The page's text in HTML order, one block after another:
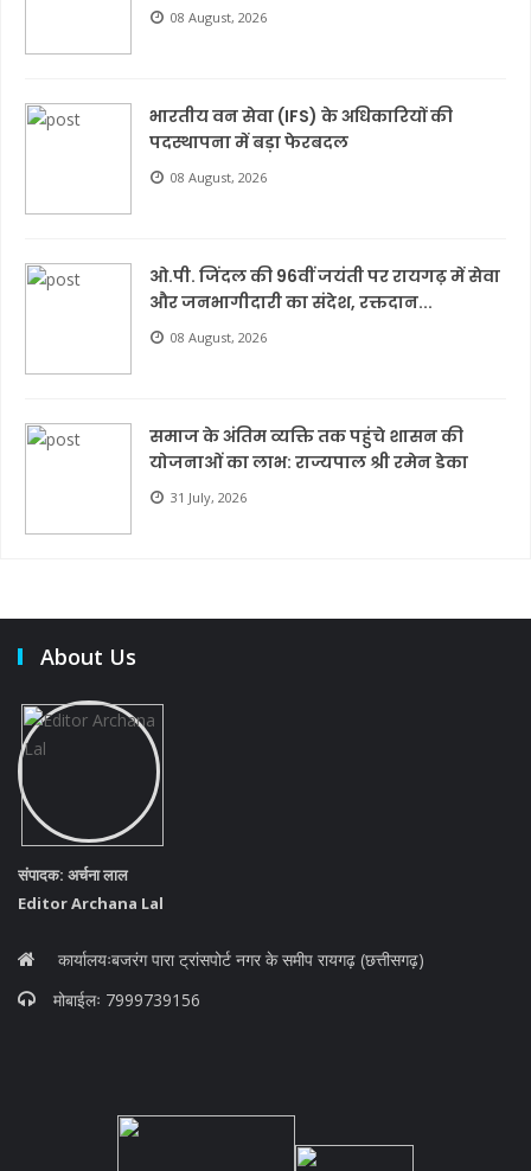
08 August, 2026
भारतीय वन सेवा (IFS) के अधिकारियों की
पदस्थापना में बड़ा फेरबदल
08 August, 2026
ओ.पी. जिंदल की 96वीं जयंती पर रायगढ़ में सेवा
और जनभागीदारी का संदेश, रक्तदान...
08 August, 2026
समाज के अंतिम व्यक्ति तक पहुंचे शासन की
योजनाओं का लाभ: राज्यपाल श्री रमेन डेका
31 July, 2026
About Us
संपादक: अर्चना लाल
Editor Archana Lal
कार्यालयःबजरंग पारा ट्रांसपोर्ट नगर के समीप रायगढ़ (छत्तीसगढ़)
मोबाईलः 7999739156